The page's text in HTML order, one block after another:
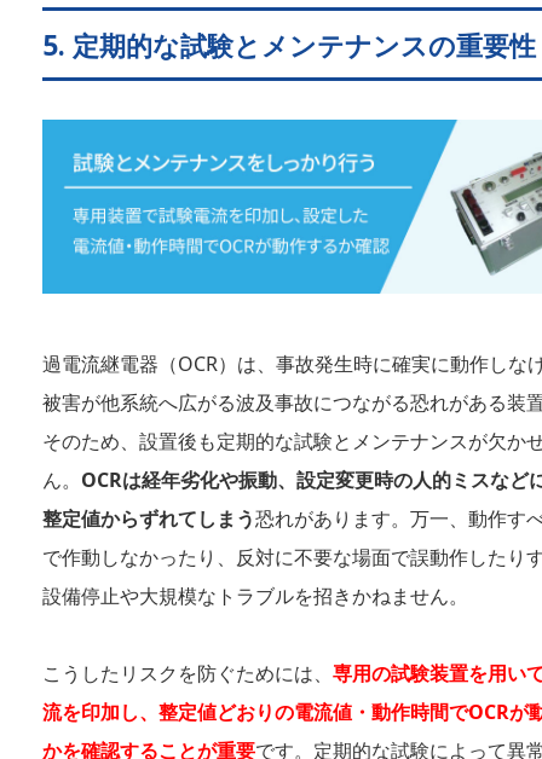
5. 定期的な試験とメンテナンスの重要性
過電流継電器（OCR）は、事故発生時に確実に動作しな
被害が他系統へ広がる波及事故につながる恐れがある装
そのため、設置後も定期的な試験とメンテナンスが欠か
ん。 OCRは経年劣化や振動、設定変更時の人的ミスなど
整定値からずれてしまう恐れがあります。万一、動作す
で作動しなかったり、反対に不要な場面で誤動作したり
設備停止や大規模なトラブルを招きかねません。
こうしたリスクを防ぐためには、 専用の試験装置を用い
流を印加し、整定値どおりの電流値・動作時間でOCRが
かを確認することが重要です。定期的な試験によって異